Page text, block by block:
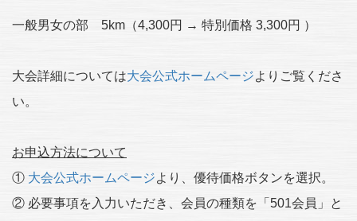
一般男女の部 5km（4,300円 → 特別価格 3,300円 ）
大会詳細については大会公式ホームページよりご覧くださ
い。
お申込方法について
① 大会公式ホームページより、優待価格ボタンを選択。
② 必要事項を入力いただき、会員の種類を「501会員」と